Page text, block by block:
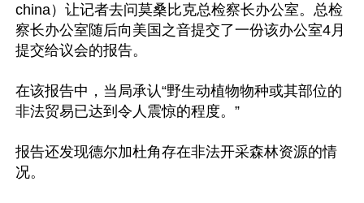
china）让记者去问莫桑比克总检察长办公室。总检
察长办公室随后向美国之音提交了一份该办公室4月
提交给议会的报告。
在该报告中，当局承认“野生动植物物种或其部位的
非法贸易已达到令人震惊的程度。”
报告还发现德尔加杜角存在非法开采森林资源的情
况。